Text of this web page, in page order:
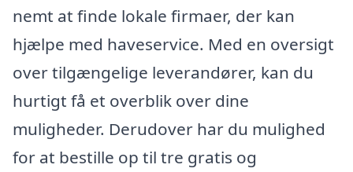
nemt at finde lokale firmaer, der kan
hjælpe med haveservice. Med en oversigt
over tilgængelige leverandører, kan du
hurtigt få et overblik over dine
muligheder. Derudover har du mulighed
for at bestille op til tre gratis og